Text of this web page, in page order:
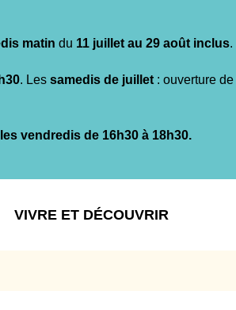
matin du 11 juillet au 29 août inclus.
. Les samedis de juillet : ouverture de
vendredis de 16h30 à 18h30.
VIVRE ET DÉCOUVRIR